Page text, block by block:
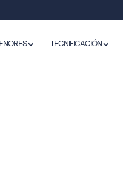
TECNIFICACIÓN